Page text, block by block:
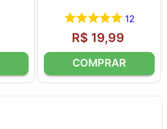
12
R$ 19,99